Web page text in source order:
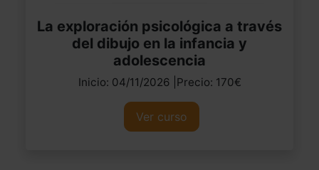
La exploración psicológica a través
del dibujo en la infancia y
adolescencia
Inicio: 04/11/2026 |Precio: 170€
Ver curso